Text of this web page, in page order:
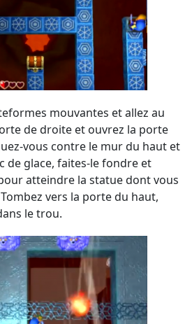
mouvantes et allez au
de droite et ouvrez la porte
vous contre le mur du haut et
de glace, faites-le fondre et
atteindre la statue dont vous
vers la porte du haut,
le trou.